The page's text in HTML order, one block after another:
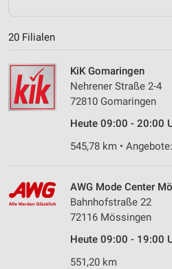
20 Filialen
KiK Gomaringen
Nehrener Straße 2-4
72810 Gomaringen
Heute 09:00 - 20:00
545,78 km •
AWG Mode Center
Bahnhofstraße 22
72116 Mössingen
Heute 09:00 - 19:00
551,20 km